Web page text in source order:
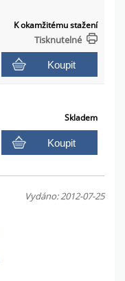
K okamžitému stažení
Tisknutelné
Koupit
Skladem
Koupit
Vydáno: 2012-07-25